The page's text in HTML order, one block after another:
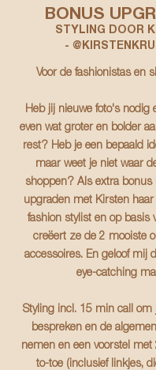
BONUS
STYLING DOOR
-
Voor de fashionistas en
Heb jij nieuwe foto's nodig
even wat groter en bolder
rest? Heb je een bepaald
maar weet je niet waar
shoppen? Als extra bonus
upgraden met Kirsten
fashion stylist en op basis
creëert ze de 2 mooiste
accessoires. En geloof mij
eye-catching
Styling incl. 15 min call om
bespreken en de
nemen en een voorstel
to-toe (inclusief linkjes,